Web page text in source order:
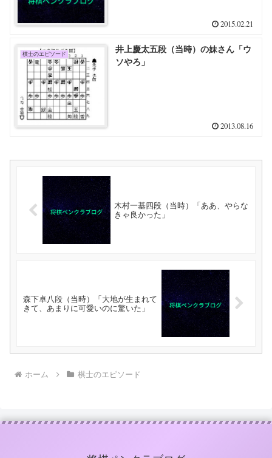
2015.02.21
棋士のエピソード
井上慶太五段（当時）の妹さん「ウ
ソやろ」
2013.08.16
木村一基四段（当時）「ああ、やらな
きゃ良かった」
森下卓八段（当時）「大地が生まれて
きて、あまりに可愛いのに驚いた」
ホーム 棋士のエピソード